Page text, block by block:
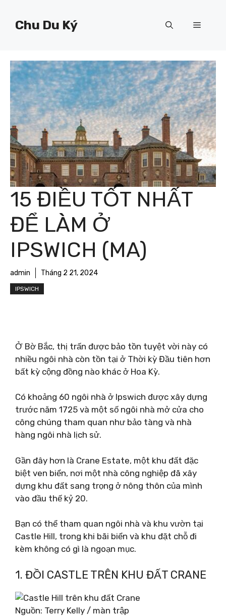
Chu Du Ký Menu
15 ĐIỀU TỐT NHẤT
ĐỂ LÀM Ở
IPSWICH (MA)
admin Tháng 2 21, 2024
IPSWICH
Ở Bờ Bắc, thị trấn được bảo tồn tuyệt vời này có
nhiều ngôi nhà còn tồn tại ở Thời kỳ Đầu tiên hơn
bất kỳ cộng đồng nào khác ở Hoa Kỳ.
Có khoảng 60 ngôi nhà ở Ipswich được xây dựng
trước năm 1725 và một số ngôi nhà mở cửa cho
công chúng tham quan như bảo tàng và nhà
hàng ngôi nhà lịch sử.
Gần đây hơn là Crane Estate, một khu đất đặc
biệt ven biển, nơi một nhà công nghiệp đã xây
dựng khu đất sang trọng ở nông thôn của mình
vào đầu thế kỷ 20.
Bạn có thể tham quan ngôi nhà và khu vườn tại
Castle Hill, trong khi bãi biển và khu đặt chỗ đi
kèm không có gì là ngoạn mục.
1. ĐỒI CASTLE TRÊN KHU ĐẤT CRANE
Nguồn: Terry Kelly / màn trập